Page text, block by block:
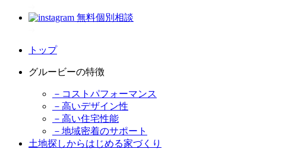
無料個別相談
トップ
グルービーの特徴
－コストパフォーマンス
－高いデザイン性
－高い住宅性能
－地域密着のサポート
土地探しからはじめる家づくり